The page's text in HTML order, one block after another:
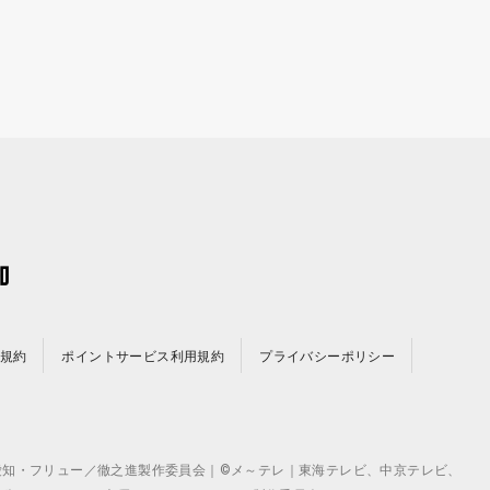
約 ポイントサービス利用規約 プライバシーポリシー
フリュー／徹之進製作委員会｜©メ～テレ｜東海テレビ、中京テレビ、